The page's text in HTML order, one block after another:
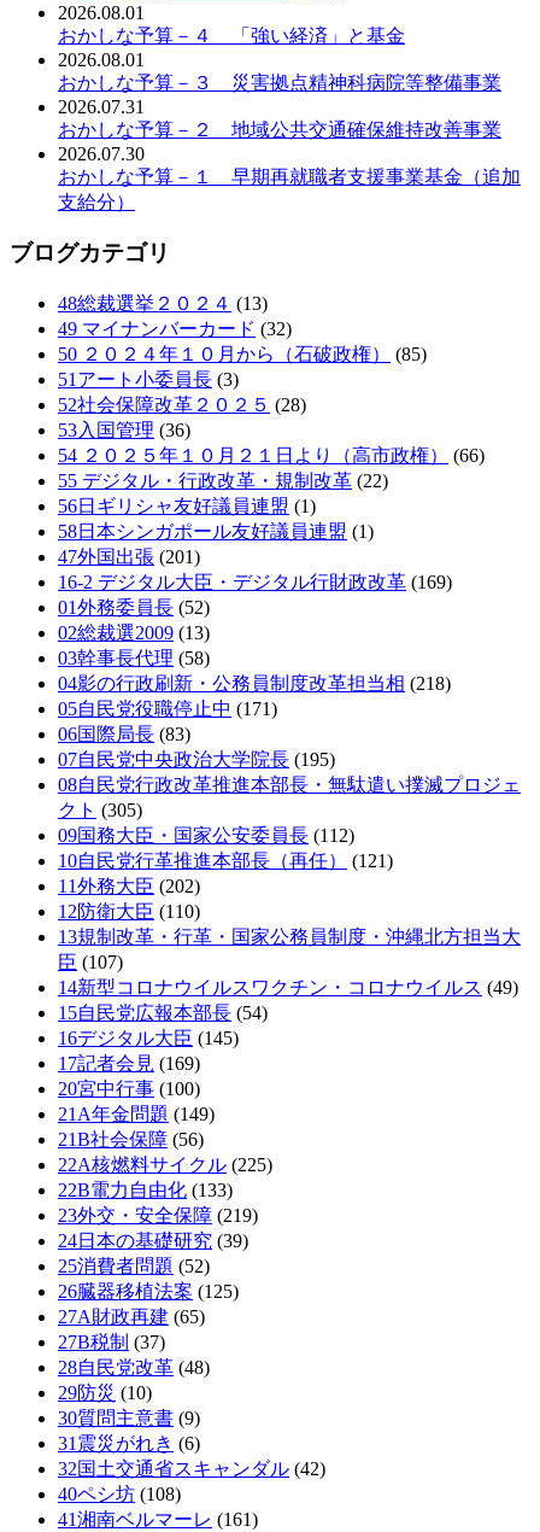
2026.08.01
おかしな予算－４ 「強い経済」と基金
2026.08.01
おかしな予算－３ 災害拠点精神科病院等整備事業
2026.07.31
おかしな予算－２ 地域公共交通確保維持改善事業
2026.07.30
おかしな予算－１ 早期再就職者支援事業基金（追加
支給分）
ブログカテゴリ
48総裁選挙２０２４ (13)
49 マイナンバーカード (32)
50 ２０２４年１０月から（石破政権）
(85)
51アート小委員長 (3)
52社会保障改革２０２５ (28)
53入国管理 (36)
54 ２０２５年１０月２１日より（高市政権）
(66)
55 デジタル・行政改革・規制改革 (22)
56日ギリシャ友好議員連盟 (1)
58日本シンガポール友好議員連盟 (1)
47外国出張 (201)
16-2 デジタル大臣・デジタル行財政改革 (169)
01外務委員長 (52)
02総裁選2009 (13)
03幹事長代理 (58)
04影の行政刷新・公務員制度改革担当相 (218)
05自民党役職停止中 (171)
06国際局長 (83)
07自民党中央政治大学院長 (195)
08自民党行政改革推進本部長・無駄遣い撲滅プロジェ
クト (305)
09国務大臣・国家公安委員長 (112)
10自民党行革推進本部長（再任）
(121)
11外務大臣 (202)
12防衛大臣 (110)
13規制改革・行革・国家公務員制度・沖縄北方担当大
臣 (107)
14新型コロナウイルスワクチン・コロナウイルス (49)
15自民党広報本部長 (54)
16デジタル大臣 (145)
17記者会見 (169)
20宮中行事 (100)
21A年金問題 (149)
21B社会保障 (56)
22A核燃料サイクル (225)
22B電力自由化 (133)
23外交・安全保障 (219)
24日本の基礎研究 (39)
25消費者問題 (52)
26臓器移植法案 (125)
27A財政再建 (65)
27B税制 (37)
28自民党改革 (48)
29防災 (10)
30質問主意書 (9)
31震災がれき (6)
32国土交通省スキャンダル (42)
40ペシ坊 (108)
41湘南ベルマーレ (161)